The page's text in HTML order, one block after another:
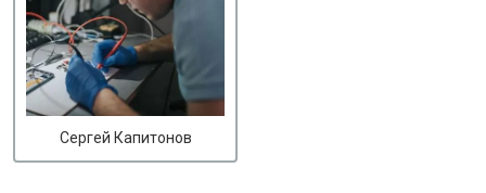
Сергей Капитонов